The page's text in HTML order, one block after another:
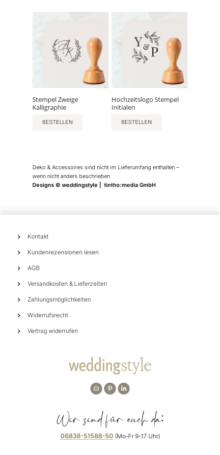
Stempel Zweige
Kalligraphie
BESTELLEN
Hochzeitslogo Stempel
Initialen
BESTELLEN
Deko & Accessoires sind nicht im Lieferumfang enthalten –
wenn nicht anders beschrieben
Designs © weddingstyle | tintho:media GmbH
Kontakt
Kundenrezensionen lesen
AGB
Versandkosten & Lieferzeiten
Zahlungsmöglichkeiten
Widerrufsrecht
Vertrag widerrufen
Wir sind für euch da:
06838-51588-50 (Mo-Fr 9-17 Uhr)